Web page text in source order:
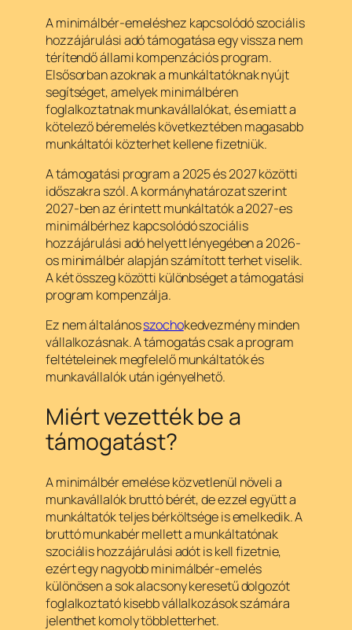
A minimálbér-emeléshez kapcsolódó szociális
hozzájárulási adó támogatása egy vissza nem
térítendő állami kompenzációs program.
Elsősorban azoknak a munkáltatóknak nyújt
segítséget, amelyek minimálbéren
foglalkoztatnak munkavállalókat, és emiatt a
kötelező béremelés következtében magasabb
munkáltatói közterhet kellene fizetniük.
A támogatási program a 2025 és 2027 közötti
időszakra szól. A kormányhatározat szerint
2027-ben az érintett munkáltatók a 2027-es
minimálbérhez kapcsolódó szociális
hozzájárulási adó helyett lényegében a 2026-
os minimálbér alapján számított terhet viselik.
A két összeg közötti különbséget a támogatási
program kompenzálja.
Ez nem általánosszochokedvezmény minden
vállalkozásnak. A támogatás csak a program
feltételeinek megfelelő munkáltatók és
munkavállalók után igényelhető.
Miért vezették be a
támogatást?
A minimálbér emelése közvetlenül növeli a
munkavállalók bruttó bérét, de ezzel együtt a
munkáltatók teljes bérköltsége is emelkedik. A
bruttó munkabér mellett a munkáltatónak
szociális hozzájárulási adót is kell fizetnie,
ezért egy nagyobb minimálbér-emelés
különösen a sok alacsony keresetű dolgozót
foglalkoztató kisebb vállalkozások számára
jelenthet komoly többletterhet.